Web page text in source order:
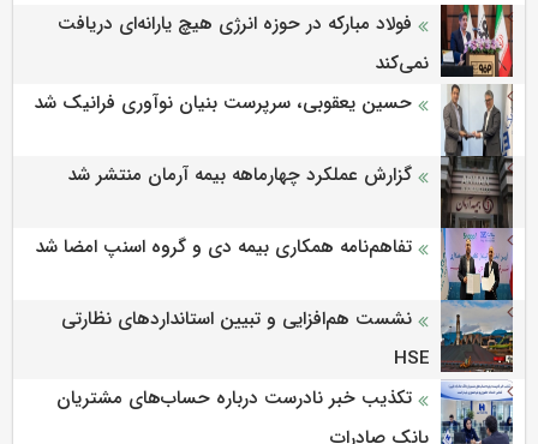
فولاد مبارکه در حوزه انرژی هیچ یارانه‌ای دریافت
نمی‌کند
حسین یعقوبی، سرپرست بنیان نوآوری فرانیک شد
گزارش عملکرد چهارماهه بیمه آرمان منتشر شد
تفاهم‌نامه همکاری بیمه دی و گروه اسنپ امضا شد
نشست هم‌افزایی و تبیین استانداردهای نظارتی
HSE
تکذیب خبر نادرست درباره حساب‌های مشتریان
بانک صادرات